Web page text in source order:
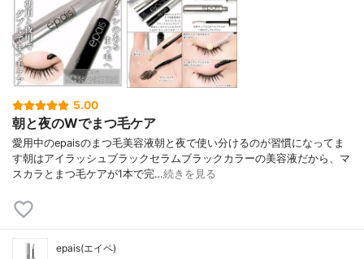
5.00
朝と夜のWでまつ毛ケア
愛用中のepaisのまつ毛美容液朝と夜で使い分けるのが習慣になってま
す朝はアイラッシュブラックセラムブラックカラーの美容液だから、マ
スカラとまつ毛ケアが1本で完…続きを見る
epais(エイペ)